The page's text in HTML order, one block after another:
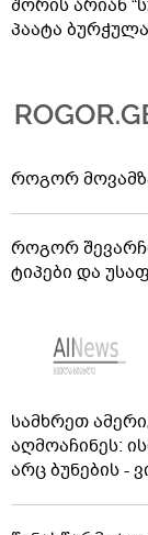
შორის არიან
პაატა
როგორ
როგორ
ტიპები და
სამხრეთ
აღმოაჩინეს:
არც ბუნების -